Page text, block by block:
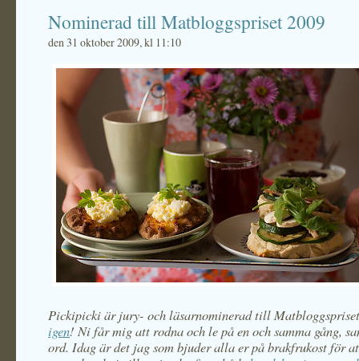
Nominerad till Matbloggspriset 2009
den 31 oktober 2009, kl 11:10
Pickipicki är jury- och läsarnominerad till
igen! Ni får mig att rodna och le på en och samma gång,
ord. Idag är det jag som bjuder alla er på brakfrukost för